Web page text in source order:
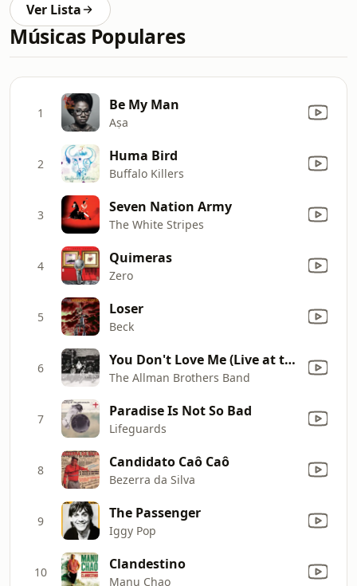
Ver Lista
Músicas Populares
1 Be My Man
Aṣa
2 Huma Bird
Buffalo Killers
3 Seven Nation Army
The White Stripes
4 Quimeras
Zero
5 Loser
Beck
6 You Don't Love Me (Live at the Fillmore East, 1971)
The Allman Brothers Band
7 Paradise Is Not So Bad
Lifeguards
8 Candidato Caô Caô
Bezerra da Silva
9 The Passenger
Iggy Pop
10 Clandestino
Manu Chao